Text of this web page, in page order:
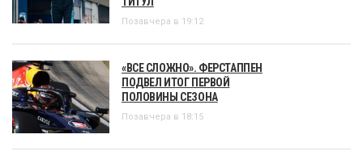
Позавчера в 19:12
«ВСЕ СЛОЖНО». ФЕРСТАППЕН
ПОДВЕЛ ИТОГ ПЕРВОЙ
ПОЛОВИНЫ СЕЗОНА
Позавчера в 18:15